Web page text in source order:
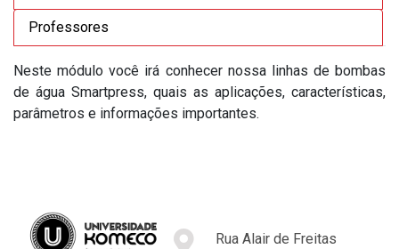
Professores
Neste módulo você irá conhecer nossa linhas de bombas
de água Smartpress, quais as aplicações, características,
parâmetros e informações importantes.
Rua Alair de Freitas